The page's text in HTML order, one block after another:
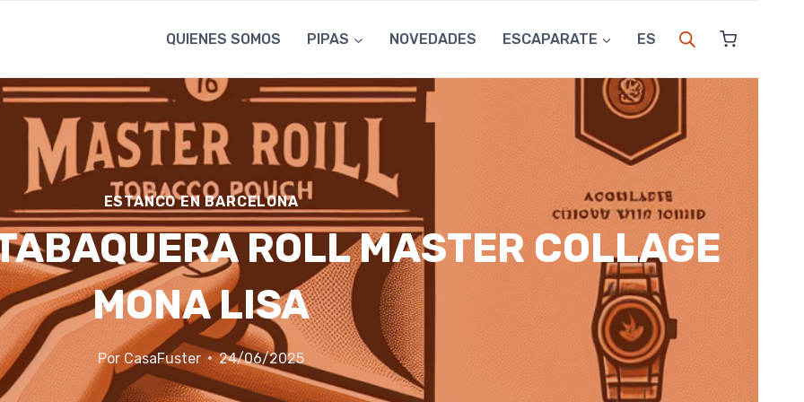
QUIENES SOMOS PIPAS NOVEDADES ESCAPARATE ES
ESTANCO EN BARCELONA
ROLL MASTER COLLAGE
MONA LISA
Por CasaFuster 24/06/2025